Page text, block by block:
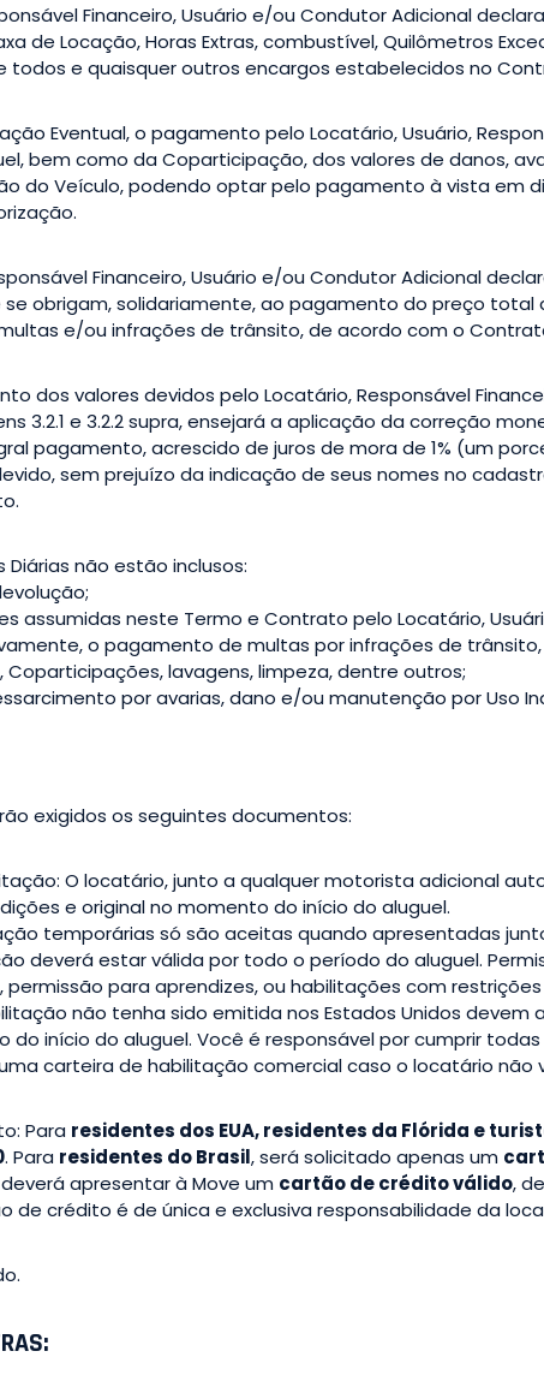
Financeiro, Usuário e/ou Condutor Adicional
de Locação, Horas Extras, combustível, Quilômetros
todos e quaisquer outros encargos estabelecidos no
Eventual, o pagamento pelo Locatário, Usuário,
bem como da Coparticipação, dos valores de danos,
do Veículo, podendo optar pelo pagamento à vista em
Financeiro, Usuário e/ou Condutor Adicional
obrigam, solidariamente, ao pagamento do preço
e/ou infrações de trânsito, de acordo com o
dos valores devidos pelo Locatário, Responsável
3.2.1 e 3.2.2 supra, ensejará a aplicação da correção
pagamento, acrescido de juros de mora de 1% (um
sem prejuízo da indicação de seus nomes no
Diárias não estão inclusos:
assumidas neste Termo e Contrato pelo Locatário,
o pagamento de multas por infrações de
lavagens, limpeza, dentre outros;
por avarias, dano e/ou manutenção por Uso
exigidos os seguintes documentos:
O locatário, junto a qualquer motorista adicional
e original no momento do início do aluguel.
temporárias só são aceitas quando apresentadas
deverá estar válida por todo o período do aluguel.
para aprendizes, ou habilitações com
não tenha sido emitida nos Estados Unidos
do início do aluguel. Você é responsável por cumprir
carteira de habilitação comercial caso o locatário não
Para residentes dos EUA, residentes da Flórida e
. Para residentes do Brasil, será solicitado apenas um
apresentar à Move um cartão de crédito válido,
de crédito é de única e exclusiva responsabilidade da